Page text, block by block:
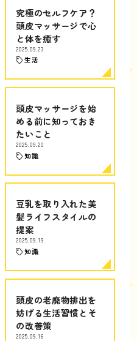
究極のセルフケア？
頭皮マッサージで心
と体を癒す
2025.09.23
生活
頭皮マッサージを始
める前に知っておき
たいこと
2025.09.20
知識
豆乳を取り入れた美
髪ライフスタイルの
提案
2025.09.19
知識
頭皮の老廃物排出を
妨げる生活習慣とそ
の改善策
2025.09.16